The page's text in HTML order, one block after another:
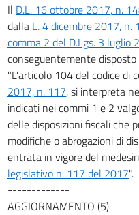
Il D.L. 16 ottobre 2017, n.
dalla L. 4 dicembre 2017, n.
comma 2 del D.Lgs. 3 luglio
conseguentemente
"L'articolo 104 del codice di
2017, n. 117, si interpreta
indicati nei commi 1 e 2
delle disposizioni fiscali che
modifiche o abrogazioni di
entrata in vigore del
legislativo n. 117 del 2017".
-------------
AGGIORNAMENTO (5)